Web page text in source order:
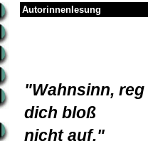
Autorinnenlesung
"Wahnsinn, reg
dich bloß
nicht auf."